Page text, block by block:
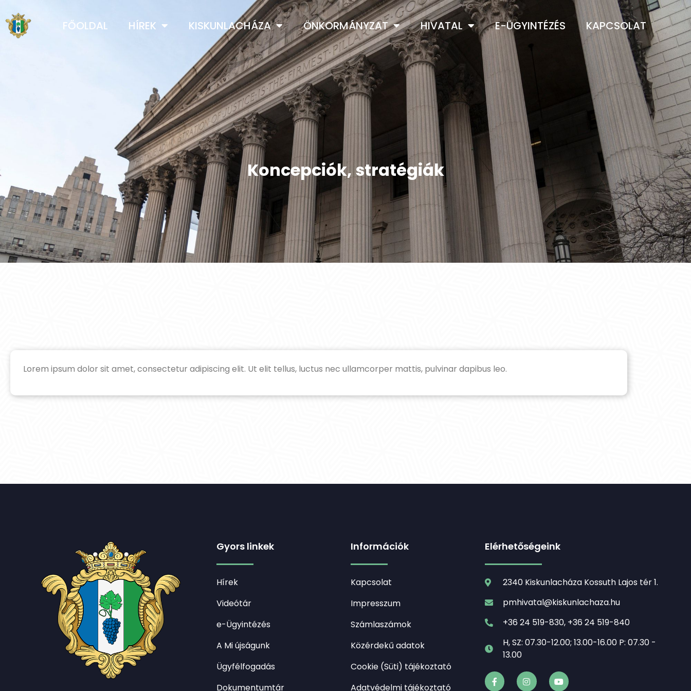
FŐOLDAL HÍREK KISKUNLACHÁZA ÖNKORMÁNYZAT HIVATAL E-ÜGYINTÉZÉS KAPCSOLAT
Koncepciók, stratégiák
Lorem ipsum dolor sit amet, consectetur adipiscing elit. Ut elit tellus, luctus nec ullamcorper mattis, pulvinar dapibus leo.
Gyors linkek
Hírek
Videótár
e-Ügyintézés
A Mi újságunk
Ügyfélfogadás
Dokumentumtár
Információk
Kapcsolat
Impresszum
Számlaszámok
Közérdekű adatok
Cookie (Süti) tájékoztató
Adatvédelmi tájékoztató
Elérhetőségeink
2340 Kiskunlacháza Kossuth Lajos tér 1.
pmhivatal@kiskunlachaza.hu
+36 24 519-830, +36 24 519-840
H, SZ: 07.30-12.00; 13.00-16.00 P: 07.30 -
13.00